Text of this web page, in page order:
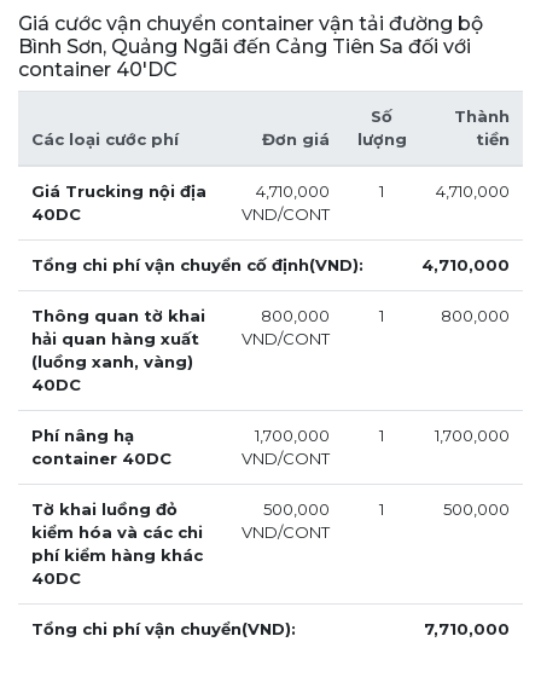
Giá cước vận chuyển container vận tải đường bộ
Bình Sơn, Quảng Ngãi đến Cảng Tiên Sa đối với
container 40'DC
Các loại cước phí Đơn giá
Số
lượng
Thành
tiền
Giá Trucking nội địa
40DC
4,710,000
VND/CONT
1 4,710,000
Tổng chi phí vận chuyển cố định(VND): 4,710,000
Thông quan tờ khai
hải quan hàng xuất
(luồng xanh, vàng)
40DC
800,000
VND/CONT
1 800,000
Phí nâng hạ
container 40DC
1,700,000
VND/CONT
1 1,700,000
Tờ khai luồng đỏ
kiểm hóa và các chi
phí kiểm hàng khác
40DC
500,000
VND/CONT
1 500,000
Tổng chi phí vận chuyển(VND): 7,710,000